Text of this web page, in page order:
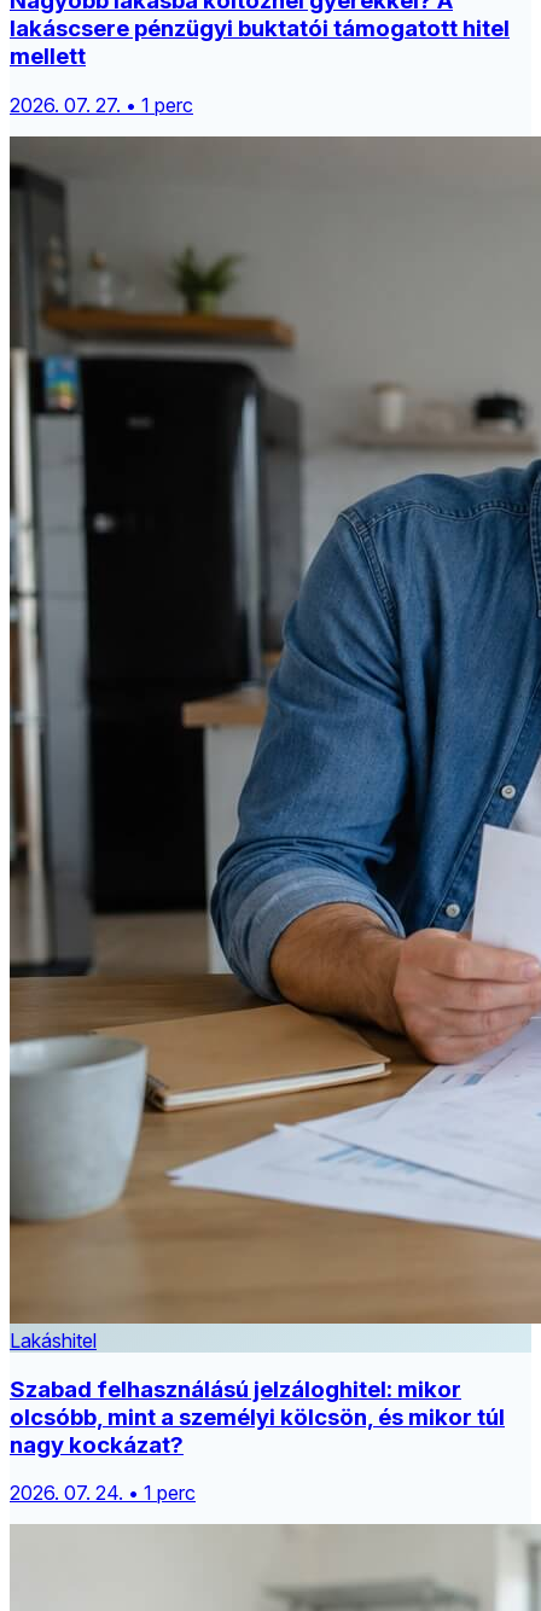
lakáscsere pénzügyi buktatói támogatott hitel
mellett
2026. 07. 27. • 1 perc
Lakáshitel
Szabad felhasználású jelzáloghitel: mikor
olcsóbb, mint a személyi kölcsön, és mikor túl
nagy kockázat?
2026. 07. 24. • 1 perc